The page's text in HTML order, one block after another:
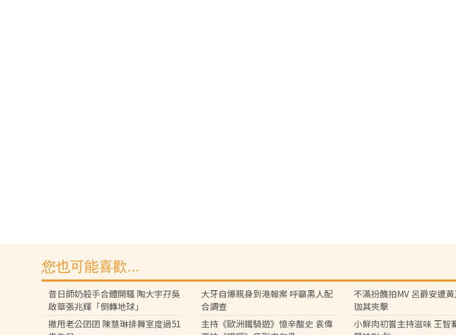
您也可能喜歡...
昔日師奶殺手合體開騷 陶大宇孖吳
啟華張兆輝「倒轉地球」
大牙自爆親身到港報案 呼籲黑人配
合調查
不滿扮醜拍MV 呂爵安遭
珈其夾擊
撇甩老公囝囝 陳慧琳排舞室度過51
主持《歐洲鐵騎遊》憶辛酸史 袁偉
小鮮肉初嘗主持滋味 王智